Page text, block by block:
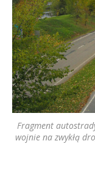
Fragment
wojnie na zwykłą